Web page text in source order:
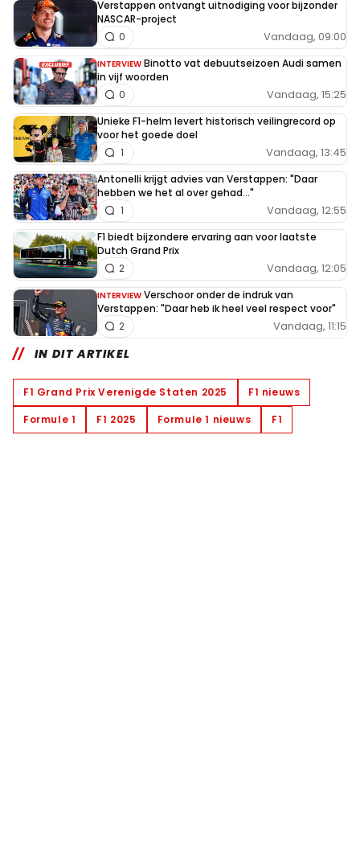
Verstappen ontvangt uitnodiging voor bijzonder
NASCAR-project
Vandaag, 09:00
0
INTERVIEW Binotto vat debuutseizoen Audi samen
in vijf woorden
Vandaag, 15:25
0
Unieke F1-helm levert historisch veilingrecord op
voor het goede doel
Vandaag, 13:45
1
Antonelli krijgt advies van Verstappen: "Daar
hebben we het al over gehad..."
Vandaag, 12:55
1
F1 biedt bijzondere ervaring aan voor laatste
Dutch Grand Prix
Vandaag, 12:05
2
INTERVIEW Verschoor onder de indruk van
Verstappen: "Daar heb ik heel veel respect voor"
Vandaag, 11:15
2
IN DIT ARTIKEL
F1 Grand Prix Verenigde Staten 2025
F1 nieuws
Formule 1
F1 2025 Formule 1 nieuws F1